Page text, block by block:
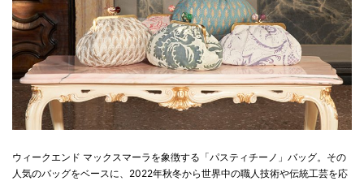
ウィークエンド マックスマーラを象徴する「パスティチーノ」バッグ。その
人気のバッグをベースに、2022年秋冬から世界中の職人技術や伝統工芸を応